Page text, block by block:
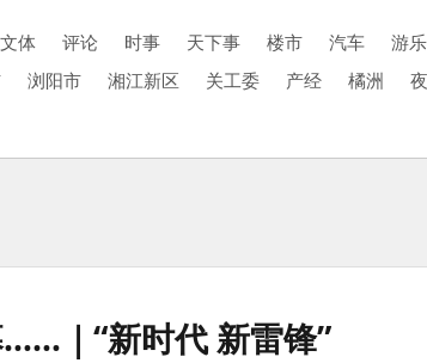
文体 评论 时事 天下事 楼市 汽车 游乐
浏阳市 湘江新区 关工委 产经 橘洲
｜“新时代 新雷锋”